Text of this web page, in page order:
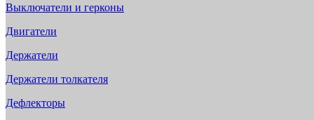
Выключатели и герконы
Двигатели
Держатели
Держатели толкателя
Дефлекторы